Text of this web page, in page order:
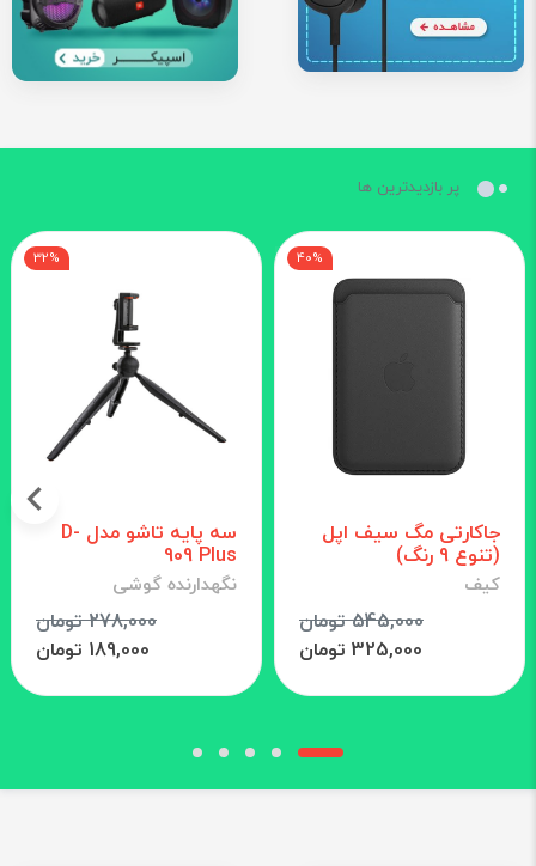
پر بازدیدترین ها
جاکارتی مگ سیف اپل
(تنوع 9 رنگ)
کیف
545,000 تومان
40%
325,000 تومان
سه پایه تاشو مدل D-
909 Plus
نگهدارنده گوشی
278,000 تومان
32%
189,000 تومان